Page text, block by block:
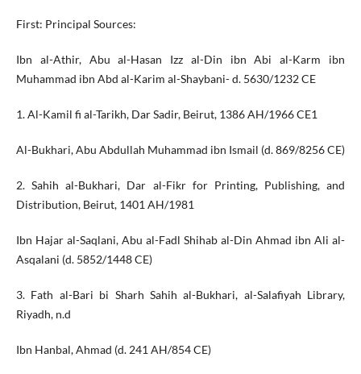
First: Principal Sources:
Ibn al-Athir, Abu al-Hasan Izz al-Din ibn Abi al-Karm ibn
Muhammad ibn Abd al-Karim al-Shaybani- d. 5630/1232 CE
1. Al-Kamil fi al-Tarikh, Dar Sadir, Beirut, 1386 AH/1966 CE1
Al-Bukhari, Abu Abdullah Muhammad ibn Ismail (d. 869/8256 CE)
2. Sahih al-Bukhari, Dar al-Fikr for Printing, Publishing, and
Distribution, Beirut, 1401 AH/1981
Ibn Hajar al-Saqlani, Abu al-Fadl Shihab al-Din Ahmad ibn Ali al-
Asqalani (d. 5852/1448 CE)
3. Fath al-Bari bi Sharh Sahih al-Bukhari, al-Salafiyah Library,
Riyadh, n.d
Ibn Hanbal, Ahmad (d. 241 AH/854 CE)